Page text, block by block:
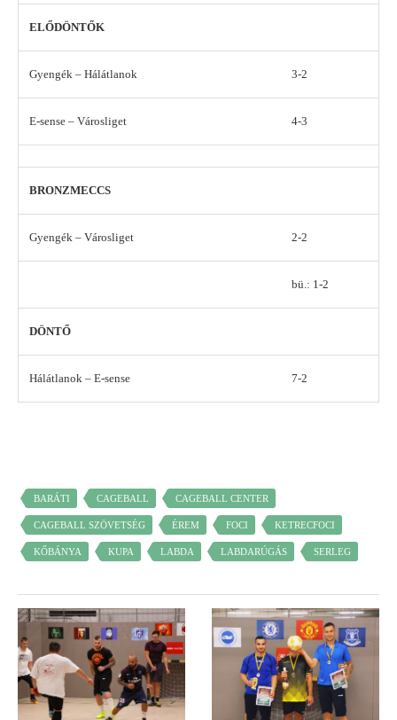
ELŐDÖNTŐK
Gyengék – Hálátlanok 3-2
E-sense – Városliget 4-3
BRONZMECCS
Gyengék – Városliget 2-2
bü.: 1-2
DÖNTŐ
Hálátlanok – E-sense 7-2
BARÁTI CAGEBALL CAGEBALL CENTER
CAGEBALL SZÖVETSÉG ÉREM FOCI KETRECFOCI
KŐBÁNYA KUPA LABDA LABDARÚGÁS SERLEG